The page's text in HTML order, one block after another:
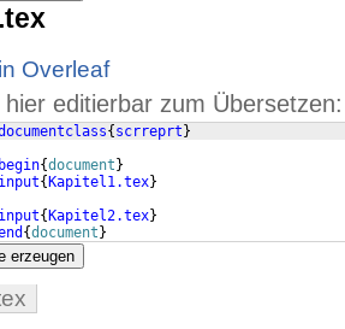
Overleaf
hier editierbar zum Übersetzen:
{ scrreprt }
{document }
{ Kapitel1.tex}
{ Kapitel2.tex}
{document }
erzeugen